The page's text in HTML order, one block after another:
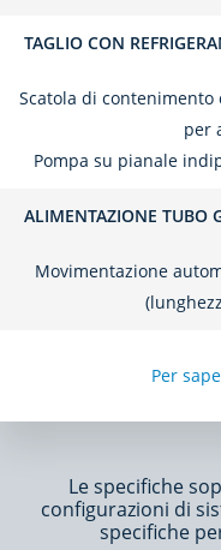
TAGLIO CON
Scatola di contenimento
per
Pompa su pianale
ALIMENTAZIONE TUBO
Movimentazione
Per
Le specifiche
configurazioni di
specifiche